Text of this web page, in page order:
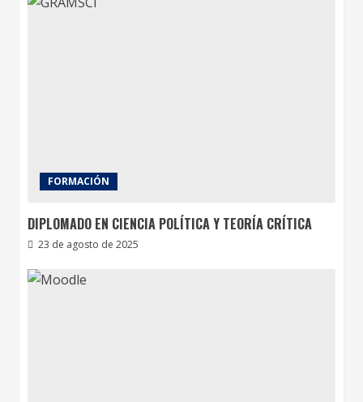
FORMACIÓN
DIPLOMADO EN CIENCIA POLÍTICA Y TEORÍA CRÍTICA
23 de agosto de 2025